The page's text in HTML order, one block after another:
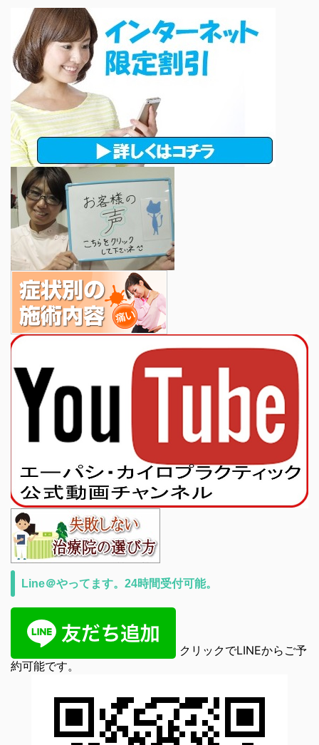
Line＠やってます。24時間受付可能。
クリックでLINEからご予
約可能です。